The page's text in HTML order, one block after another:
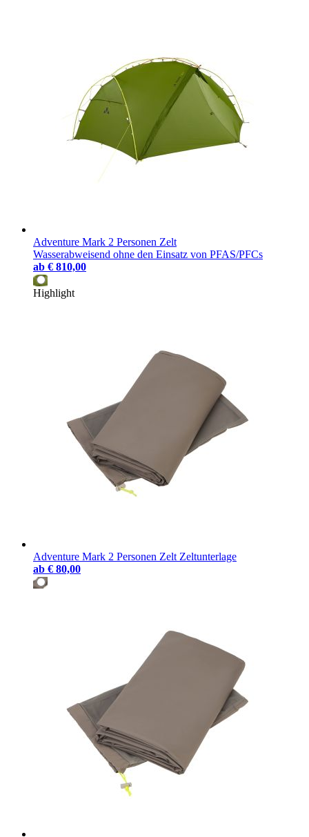
Adventure Mark 2 Personen Zelt
Wasserabweisend ohne den Einsatz von PFAS/PFCs
ab € 810,00
Highlight
Adventure Mark 2 Personen Zelt Zeltunterlage
ab € 80,00